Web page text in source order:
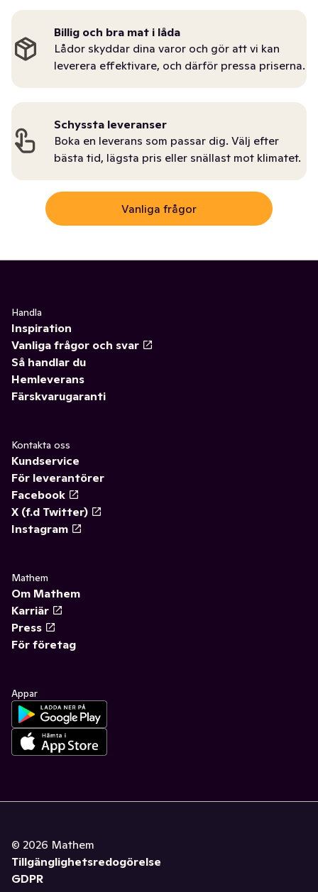
Billig och bra mat i låda
Lådor skyddar dina varor och gör att vi kan
leverera effektivare, och därför pressa priserna.
Schyssta leveranser
Boka en leverans som passar dig. Välj efter
bästa tid, lägsta pris eller snällast mot klimatet.
Vanliga frågor
Handla
Inspiration
Vanliga frågor och svar
Så handlar du
Hemleverans
Färskvarugaranti
Kontakta oss
Kundservice
För leverantörer
Facebook
X (f.d Twitter)
Instagram
Mathem
Om Mathem
Karriär
Press
För företag
Appar
© 2026 Mathem
Tillgänglighetsredogörelse
GDPR